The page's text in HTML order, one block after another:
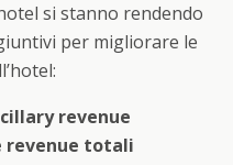
si stanno rendendo
per migliorare le
revenue
revenue totali